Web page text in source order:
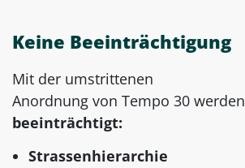
Keine Beeinträchtigung
Mit der umstrittenen
Anordnung von Tempo 30 werden
beeinträchtigt:
Strassenhierarchie